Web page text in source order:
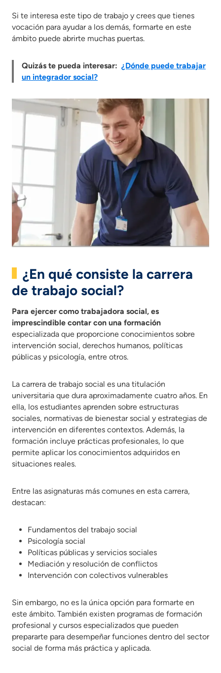
Si te interesa este tipo de trabajo y crees que tienes
vocación para ayudar a los demás, formarte en este
ámbito puede abrirte muchas puertas.
Quizás te pueda interesar: ¿Dónde puede trabajar
un integrador social?
¿En qué consiste la carrera
de trabajo social?
Para ejercer como trabajadora social, es
imprescindible contar con una formación
especializada que proporcione conocimientos sobre
intervención social, derechos humanos, políticas
públicas y psicología, entre otros.
La carrera de trabajo social es una titulación
universitaria que dura aproximadamente cuatro años. En
ella, los estudiantes aprenden sobre estructuras
sociales, normativas de bienestar social y estrategias de
intervención en diferentes contextos. Además, la
formación incluye prácticas profesionales, lo que
permite aplicar los conocimientos adquiridos en
situaciones reales.
Entre las asignaturas más comunes en esta carrera,
destacan:
Fundamentos del trabajo social
Psicología social
Políticas públicas y servicios sociales
Mediación y resolución de conflictos
Intervención con colectivos vulnerables
Sin embargo, no es la única opción para formarte en
este ámbito. También existen programas de formación
profesional y cursos especializados que pueden
prepararte para desempeñar funciones dentro del sector
social de forma más práctica y aplicada.